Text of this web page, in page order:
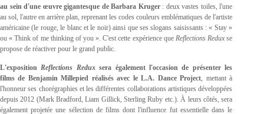
au sein d'une œuvre gigantesque de Barbara Kruger : deux vastes toiles, l'une
au sol, l'autre en arrière.plan, reprenant les codes couleurs emblématiques de l'artiste
américaine (le rouge, le blanc et le noir) ainsi que ses slogans saisissants : « Stay »
ou « Think of me thinking of you ». C'est cette expérience que Reflections Reduxse
propose de réactiver pour le grand public.
L'exposition Reflections Reduxsera également l'occasion de présenter les
films de Benjamin Millepied réalisés avec le L.A. Dance Project , mettant à
l'honneur ses chorégraphies et les différentes collaborations artistiques développées
depuis 2012 (Mark Bradford, Liam Gillick, Sterling Ruby etc.). À leurs côtés, sera
également projetée une sélection de films dont l'influence fut essentielle dans le